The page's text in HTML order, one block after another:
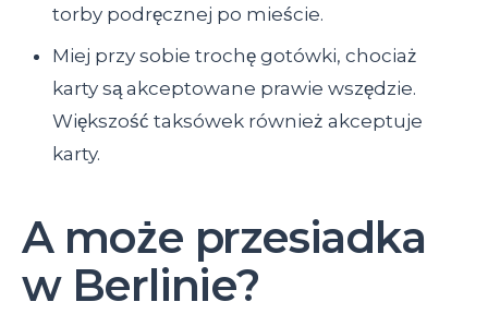
torby podręcznej po mieście.
Miej przy sobie trochę gotówki, chociaż
karty są akceptowane prawie wszędzie.
Większość taksówek również akceptuje
karty.
A może przesiadka
w Berlinie?